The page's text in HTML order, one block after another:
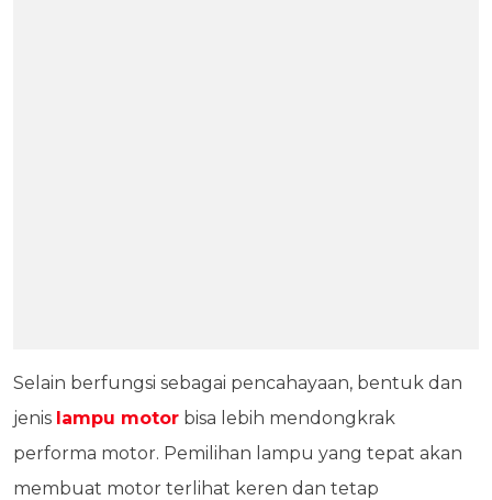
Selain berfungsi sebagai pencahayaan, bentuk dan
jenis lampu motor bisa lebih mendongkrak
performa motor. Pemilihan lampu yang tepat akan
membuat motor terlihat keren dan tetap